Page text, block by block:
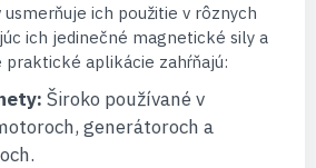
ich použitie v rôznych
ich jedinečné magnetické sily a
aplikácie zahŕňajú:
Široko používané v
generátoroch a